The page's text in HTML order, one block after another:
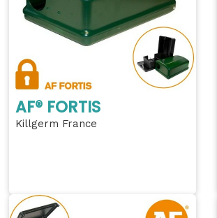
AF® FORTIS
Killgerm France